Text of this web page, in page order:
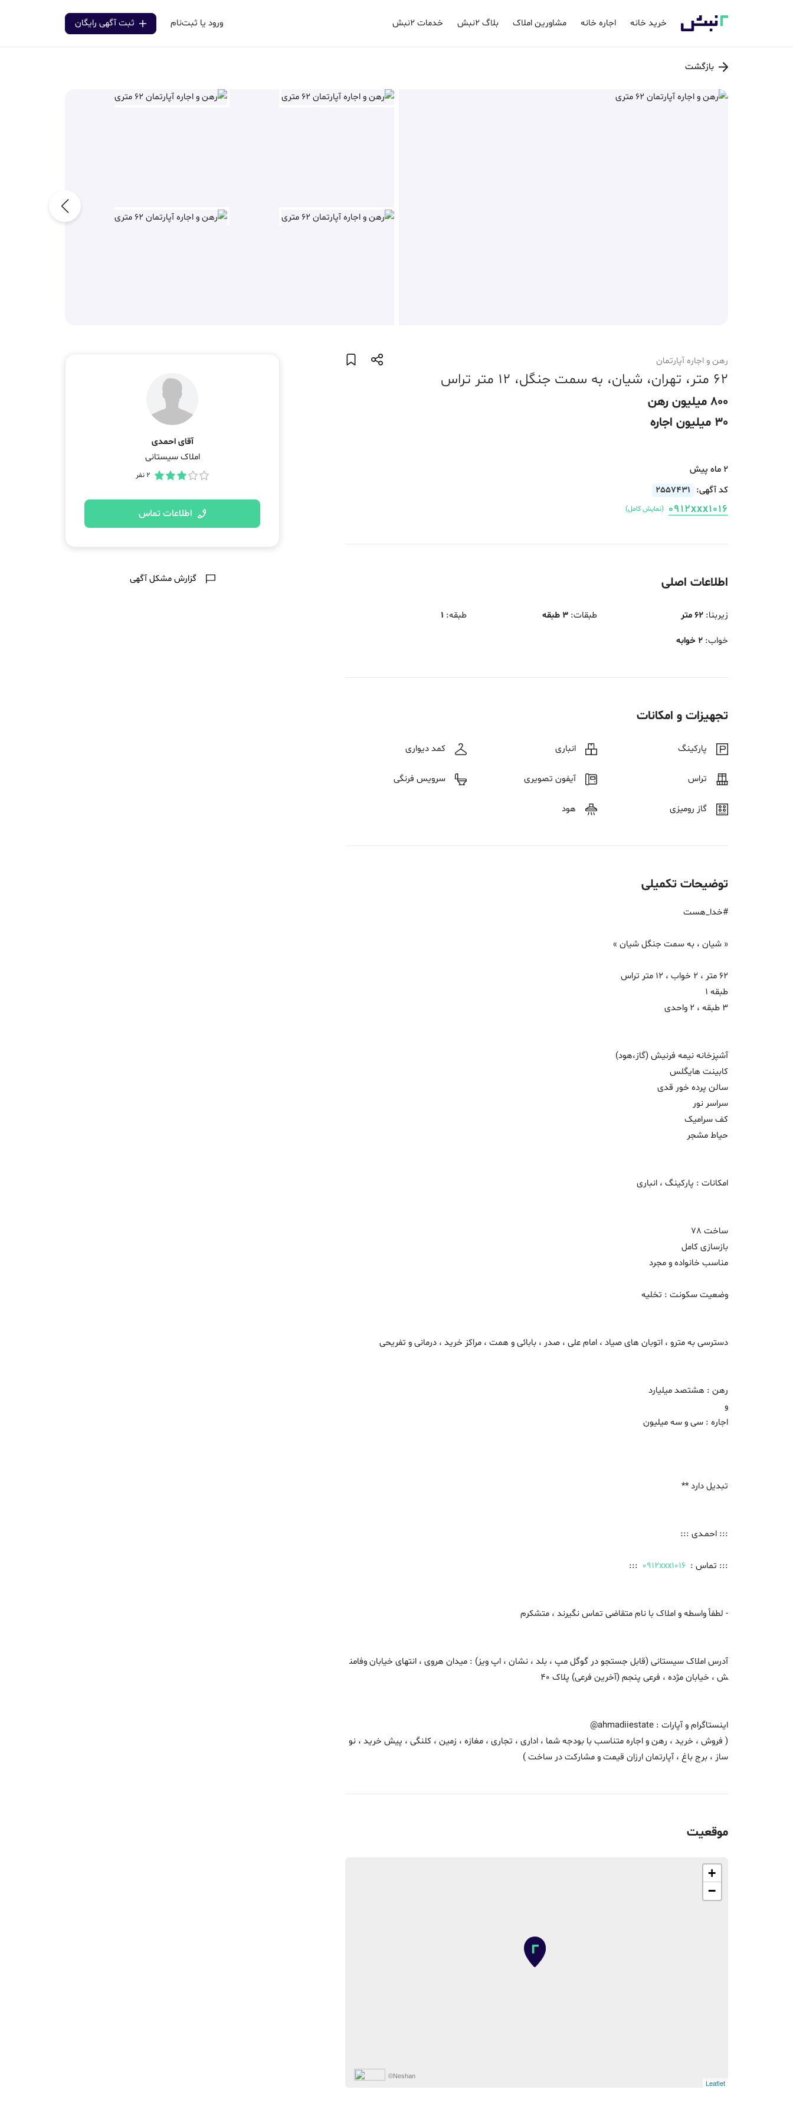
خرید خانه اجاره خانه مشاورین املاک بلاگ ۲نبش خدمات ۲نبش ورود یا ثبت‌نام ثبت آگهی رایگان
بازگشت
رهن و اجاره آپارتمان
62 متر، تهران، شیان، به سمت جنگل، 12 متر تراس
800 میلیون رهن
30 میلیون اجاره
2 ماه پیش
کد آگهی: 2557431
0912xxx1016 (نمایش کامل)
اطلاعات اصلی
زیربنا: 62 متر طبقات: 3 طبقه طبقه:
1
خواب: 2 خوابه
تجهیزات و امکانات
پارکینگ انباری کمد دیواری
تراس آیفون تصویری سرویس فرنگی
گاز رومیزی هود
توضیحات تکمیلی
#خدا_هست
« شیان ، به سمت جنگل شیان »
62 متر ، 2 خواب ، 12 متر تراس
طبقه 1
3 طبقه ، 2 واحدی
آشپزخانه نیمه فرنیش (گاز،هود)
کابینت هایگلس
سالن پرده خور قدی
سراسر نور
کف سرامیک
حیاط مشجر
امکانات : پارکینگ ، انباری
ساخت 78
بازسازی کامل
مناسب خانواده و مجرد
وضعیت سکونت : تخلیه
دسترسی به مترو ، اتوبان های صیاد ، امام علی ، صدر ، بابائی و همت ، مراکز خرید ، درمانی و تفریحی
رهن : هشتصد میلیارد
و
اجاره : سی و سه میلیون
تبدیل دارد **
::: احمـدی :::
::: تماس : 0912xxx1016
:::
- لطفاً واسطه و املاک با نام متقاضی تماس نگیرند ، متشکرم
آدرس املاک سیستانی (قابل جستجو در گوگل مپ ، بلد ، نشان ، اپ ویز) : میدان هروی ، انتهای خیابان وفامن
ش ، خیابان مژده ، فرعی پنجم (آخرین فرعی) پلاک 40
اینستاگرام و آپارات : ahmadiiestate@
( فروش ، خرید ، رهن و اجاره متناسب با بودجه شما ، اداری ، تجاری ، مغازه ، زمین ، کلنگی ، پیش خرید ، نو
ساز ، برج باغ ، آپارتمان ارزان قیمت و مشارکت در ساخت )
موقعیت
+
−
Leaflet
©Neshan
آقای احمدی
املاک سیستانی
2 نفر
اطلاعات تماس
گزارش مشکل آگهی